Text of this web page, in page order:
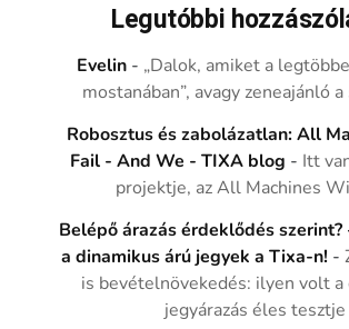
Legutóbbi
Evelin - „Dalok, amiket a
mostanában”, avagy zeneajánló
Robosztus és zabolázatlan: All
Fail - And We - TIXA blog - Itt
projektje, az All Machines
Belépő árazás érdeklődés
a dinamikus árú jegyek a Tixa-n! -
is bevételnövekedés: ilyen volt a
jegyárazás éles tesztje